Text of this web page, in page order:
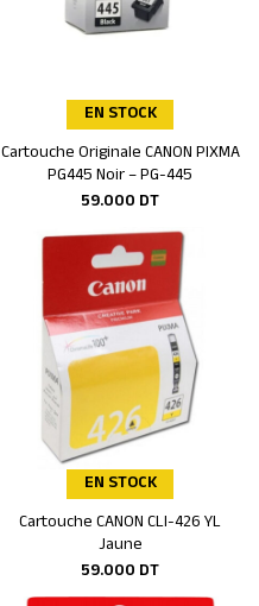
EN STOCK
Ajouter au panier
Cartouche Originale CANON PIXMA
PG445 Noir – PG-445
59.000 DT
EN STOCK
Ajouter au panier
Cartouche CANON CLI-426 YL
Jaune
59.000 DT